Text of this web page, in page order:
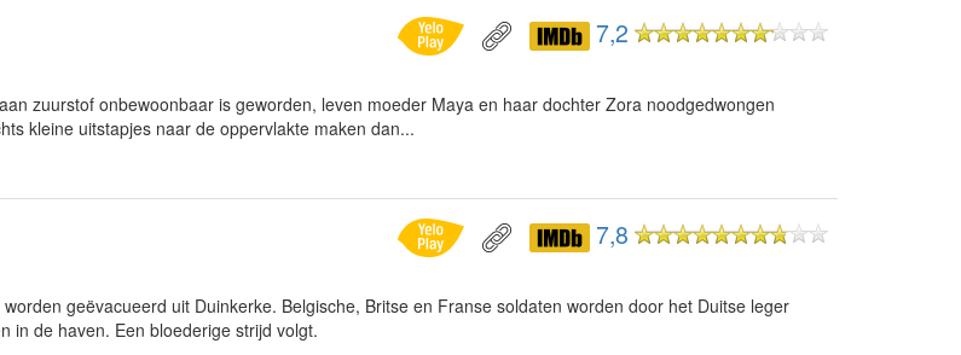
7,2
zuurstof onbewoonbaar is geworden, leven moeder Maya en haar dochter Zora noodgedwongen
kleine uitstapjes naar de oppervlakte maken dan...
7,8
geëvacueerd uit Duinkerke. Belgische, Britse en Franse soldaten worden door het Duitse leger
in de haven. Een bloederige strijd volgt.